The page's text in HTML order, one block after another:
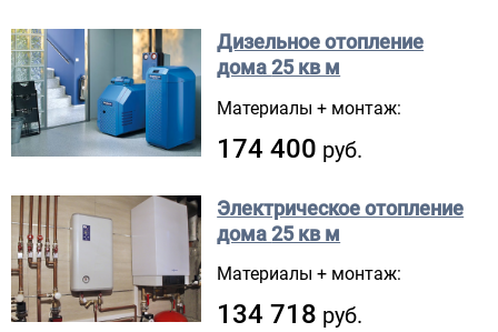
Дизельное отопление
дома25 кв м
Материалы + монтаж:
174 400 руб.
Электрическое отопление
дома25 кв м
Материалы + монтаж:
134 718 руб.